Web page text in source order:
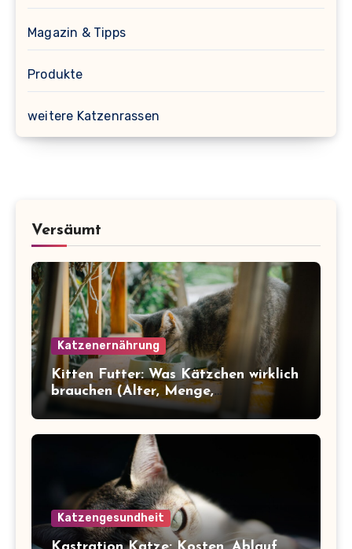
Magazin & Tipps
Produkte
weitere Katzenrassen
Versäumt
Katzenernährung
Kitten Futter: Was Kätzchen wirklich
brauchen (Alter, Menge,
Inhaltsstoffe)
Katzengesundheit